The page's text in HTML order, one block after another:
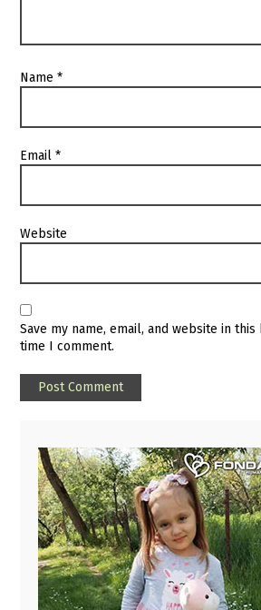
Name*
Email*
Website
Save my name, email, and website in
time I comment.